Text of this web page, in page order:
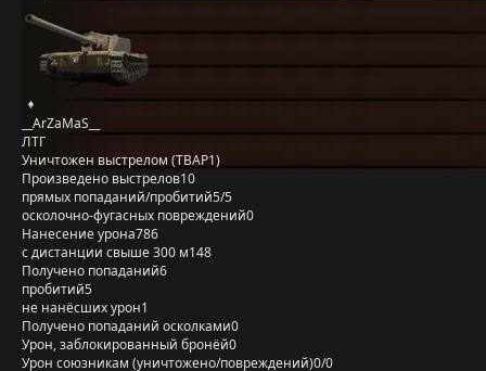
__ArZaMaS__
ЛТГ
Уничтожен выстрелом (TBAP1)
Произведено выстрелов10
прямых попаданий/пробитий5/5
осколочно-фугасных повреждений0
Нанесение урона786
с дистанции свыше 300 м148
Получено попаданий6
пробитий5
не нанёсших урон1
Получено попаданий осколками0
Урон, заблокированный бронёй0
Урон союзникам (уничтожено/повреждений)0/0